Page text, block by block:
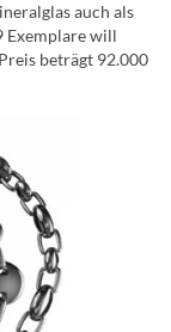
auch als
Exemplare will
beträgt 92.000